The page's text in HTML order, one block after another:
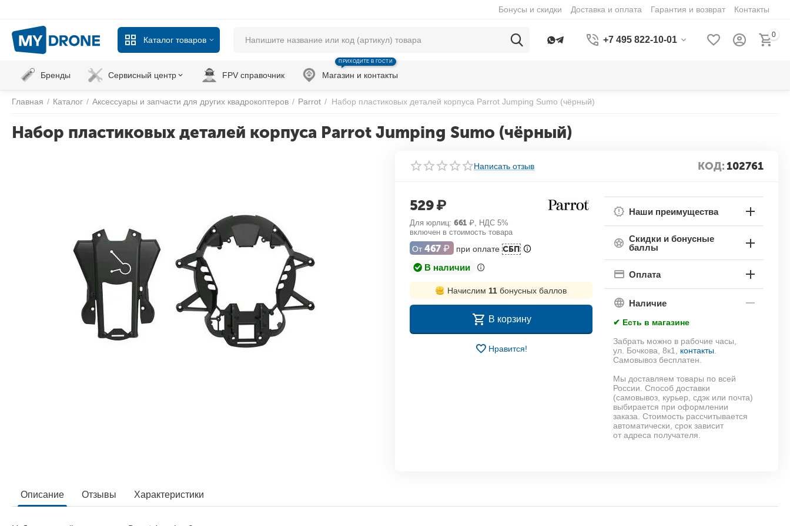
Бонусы и скидки Доставка и оплата Гарантия и возврат Контакты
Каталог товаров +7 495 822-10-01 0
Бренды Сервисный центр FPV справочник Магазин и контакты
ПРИХОДИТЕ В ГОСТИ
Главная / Каталог / Аксессуары и запчасти для других квадрокоптеров / Parrot / Набор пластиковых деталей корпуса Parrot Jumping Sumo (чёрный)
Набор пластиковых деталей корпуса Parrot Jumping Sumo (чёрный)
Написать отзыв КОД:102761
529₽
Для юрлиц: 661 ₽, НДС 5%
включен в стоимость товара
От 467 ₽ при оплатеСБП
В наличии
Начислим 11 бонусных баллов
В корзину
Нравится!
Наши преимущества
Скидки и бонусные
баллы
Оплата
Наличие
✔ Есть в магазине
Забрать можно в рабочие часы,
ул. Бочкова, 8к1, контакты
Самовывоз бесплатен.
Мы доставляем товары по всей
России. Способ доставки
(самовывоз, курьер, сдэк или почта)
выбирается при оформлении
заказа. Стоимость рассчитывается
автоматически, срок зависит
от адреса получателя.
Описание Отзывы Характеристики